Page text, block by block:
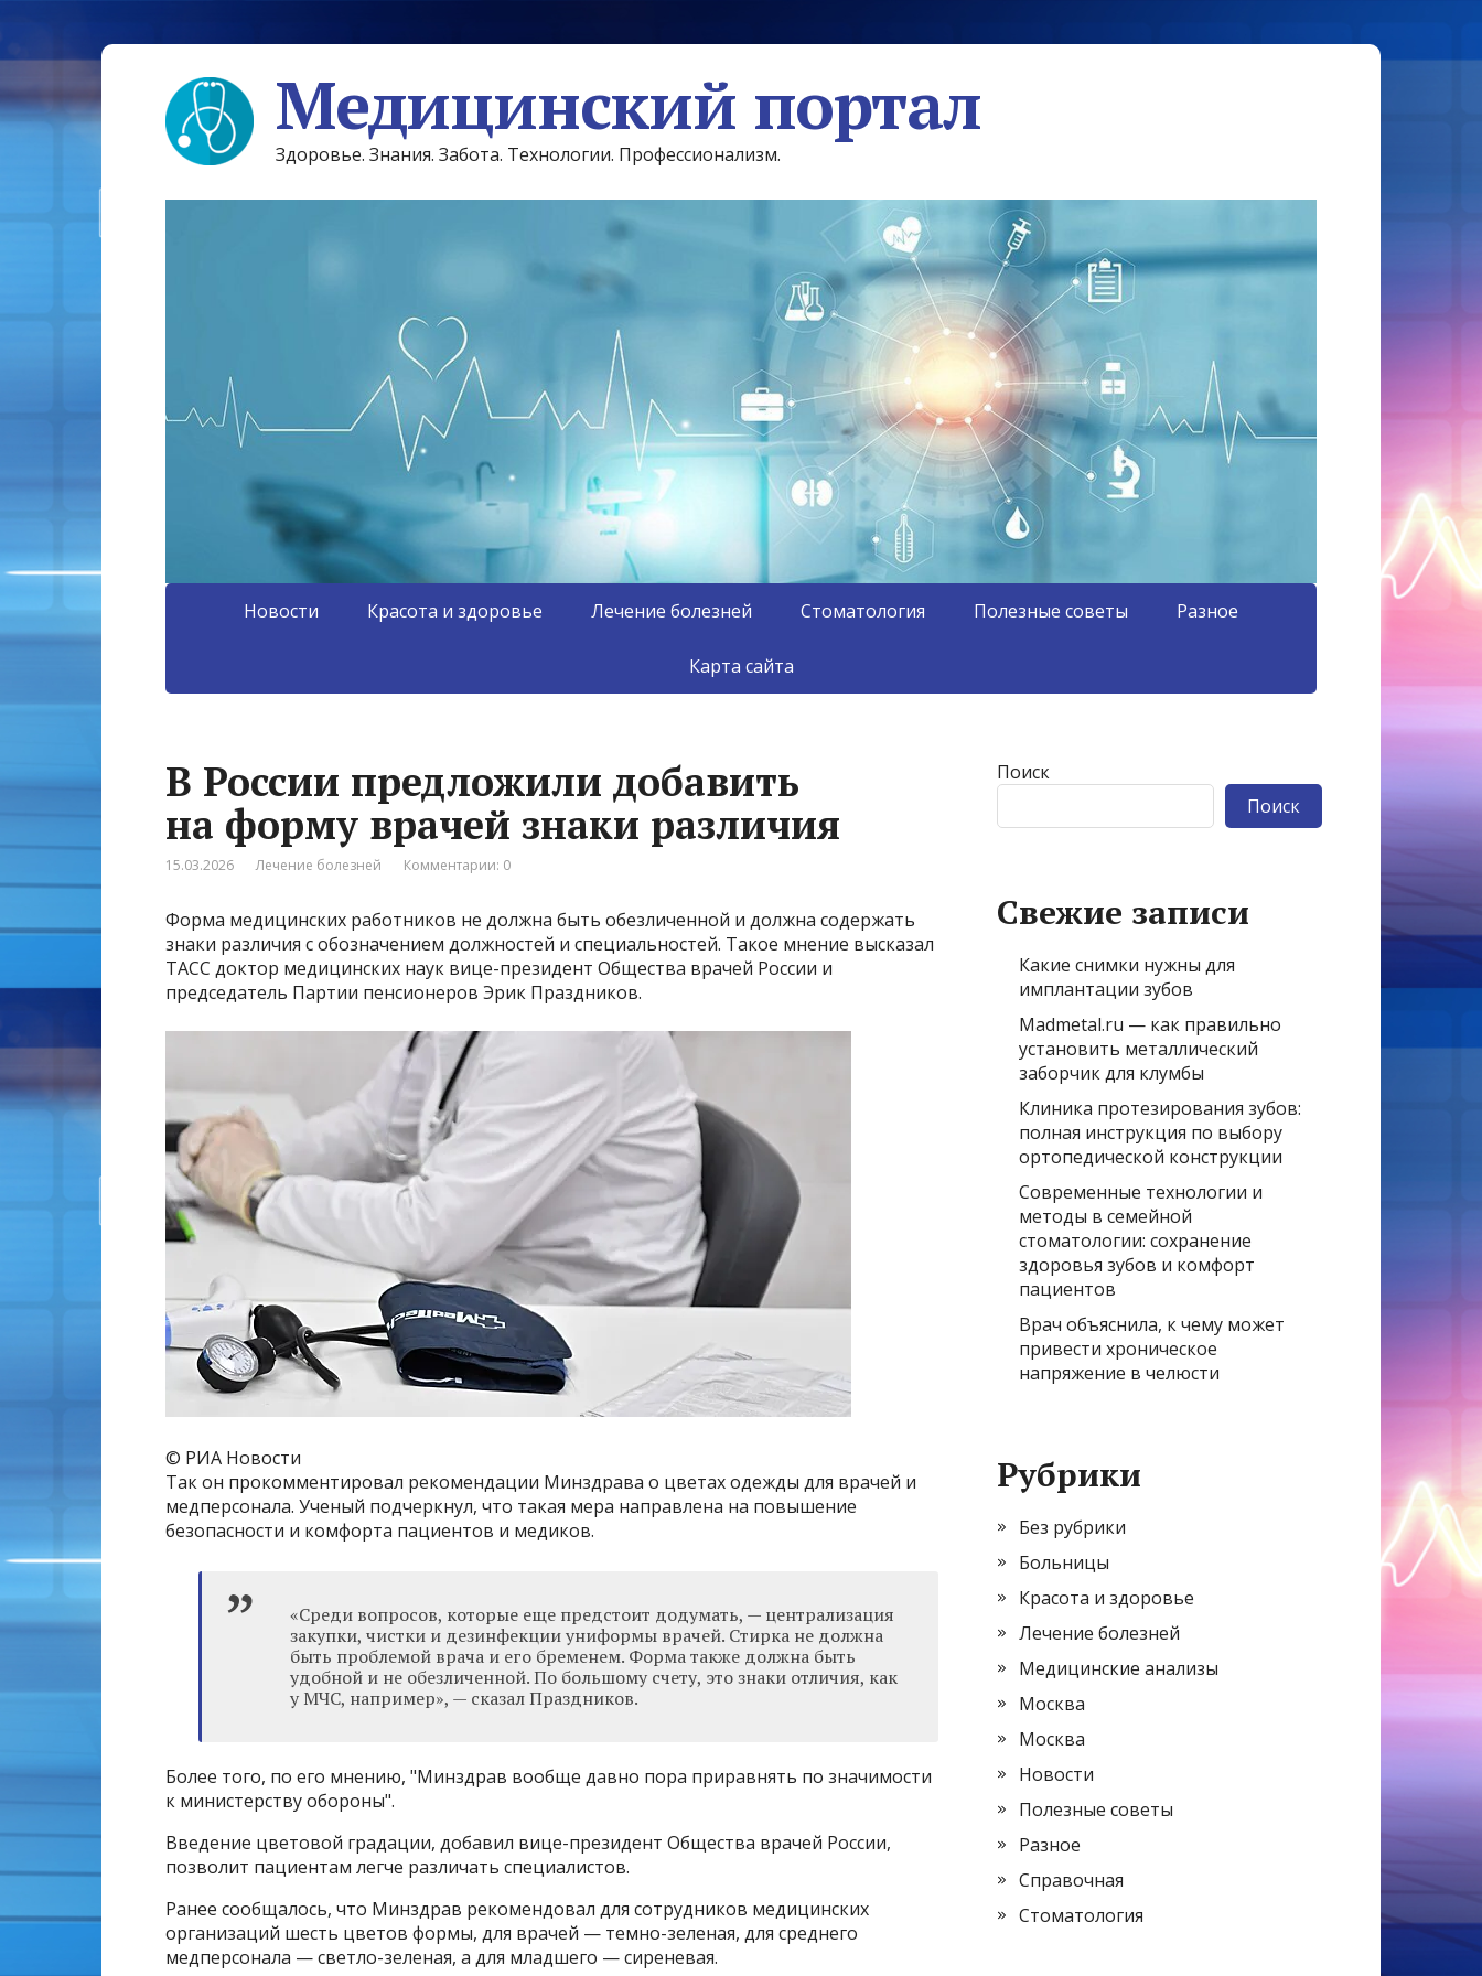
Медицинский портал
Здоровье. Знания. Забота. Технологии. Профессионализм.
Новости Красота и здоровье Лечение болезней Стоматология Полезные советы Разное
Карта сайта
В России предложили добавить
на форму врачей знаки различия
15.03.2026 Лечение болезней Комментарии: 0
Форма медицинских работников не должна быть обезличенной и должна содержать
знаки различия с обозначением должностей и специальностей. Такое мнение высказал
ТАСС доктор медицинских наук вице-президент Общества врачей России и
председатель Партии пенсионеров Эрик Праздников.
© РИА Новости
Так он прокомментировал рекомендации Минздрава о цветах одежды для врачей и
медперсонала. Ученый подчеркнул, что такая мера направлена на повышение
безопасности и комфорта пациентов и медиков.
«Среди вопросов, которые еще предстоит додумать, — централизация
закупки, чистки и дезинфекции униформы врачей. Стирка не должна
быть проблемой врача и его бременем. Форма также должна быть
удобной и не обезличенной. По большому счету, это знаки отличия, как
у МЧС, например», — сказал Праздников.
Более того, по его мнению, "Минздрав вообще давно пора приравнять по значимости
к министерству обороны".
Введение цветовой градации, добавил вице-президент Общества врачей России,
позволит пациентам легче различать специалистов.
Ранее сообщалось, что Минздрав рекомендовал для сотрудников медицинских
организаций шесть цветов формы, для врачей — темно-зеленая, для среднего
медперсонала — светло-зеленая, а для младшего — сиреневая.
Поиск
Поиск
Свежие записи
Какие снимки нужны для
имплантации зубов
Madmetal.ru — как правильно
установить металлический
заборчик для клумбы
Клиника протезирования зубов:
полная инструкция по выбору
ортопедической конструкции
Современные технологии и
методы в семейной
стоматологии: сохранение
здоровья зубов и комфорт
пациентов
Врач объяснила, к чему может
привести хроническое
напряжение в челюсти
Рубрики
Без рубрики
Больницы
Красота и здоровье
Лечение болезней
Медицинские анализы
Москва
Москва
Новости
Полезные советы
Разное
Справочная
Стоматология